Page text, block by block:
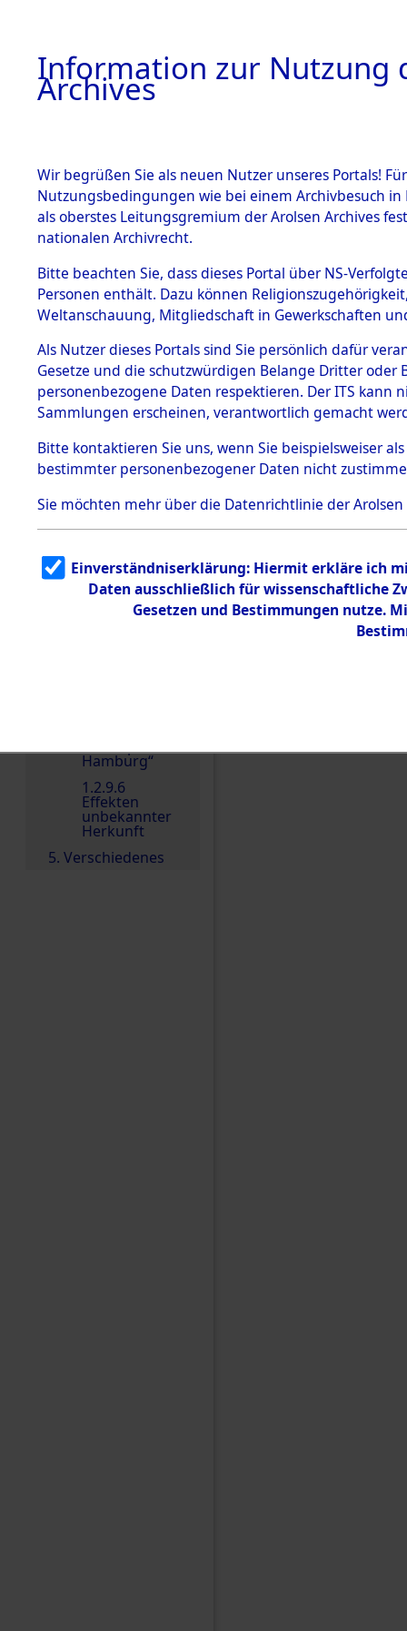
BESTÄNDE
1.
Inhaftierungsdoku
mente
1.2.9 Beim ITS
Effekten
1.2.9.1
Effekten aus
dem KZ
Dachau
1.2.9.2
Effekten aus
dem KZ
Bayerisches
1.2.9.3
Effekten aus
dem KZ
Neuengamm
Hamburg“
1.2.9.6
Effekten
unbekannter
Herkunft
5. Verschiedenes
0037
Einen Kommentar
Information zur Nutzung
Archives
Wir begrüßen Sie als neuen Nutzer unseres Portals!
Nutzungsbedingungen wie bei einem Archivbesuch
als oberstes Leitungsgremium der Arolsen Archives
nationalen Archivrecht.
Bitte beachten Sie, dass dieses Portal über NS-
Personen enthält. Dazu können
Weltanschauung, Mitgliedschaft in Gewerkschaften
Als Nutzer dieses Portals sind Sie persönlich dafür
Gesetze und die schutzwürdigen Belange Dritter
personenbezogene Daten respektieren. Der ITS
Sammlungen erscheinen, verantwortlich gemacht
Bitte kontaktieren Sie uns, wenn Sie beispielsweiser
bestimmter personenbezogener Daten nicht
Sie möchten mehr über die Datenrichtlinie der Arolsen
Einverständniserklärung: Hiermit erkläre ich
Daten ausschließlich für wissenschaftliche
Gesetzen und Bestimmungen nutze.